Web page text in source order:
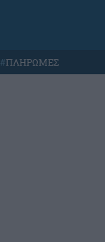
#ΠΛΗΡΩΜΕΣ